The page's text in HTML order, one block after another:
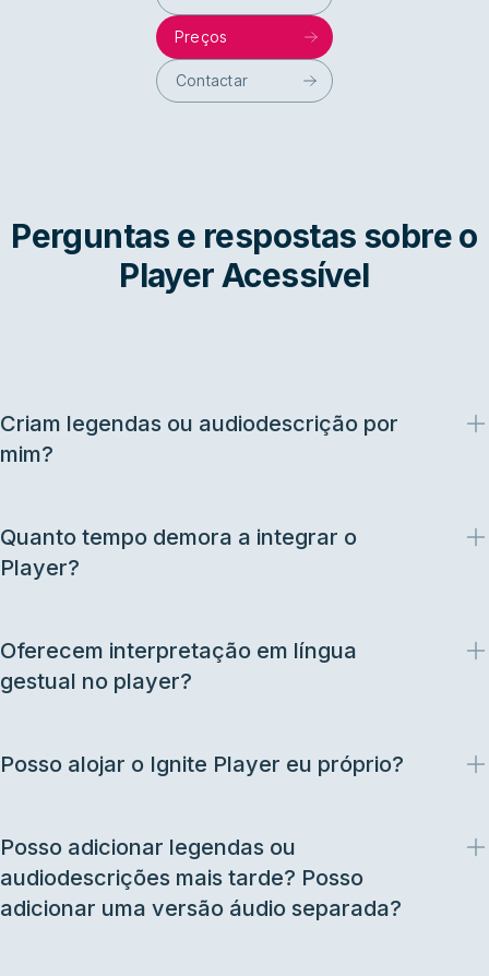
Preços
Contactar
Perguntas e respostas sobre o
Player Acessível
Criam legendas ou audiodescrição por
mim?
Quanto tempo demora a integrar o
Player?
Oferecem interpretação em língua
gestual no player?
Posso alojar o Ignite Player eu próprio?
Posso adicionar legendas ou
audiodescrições mais tarde? Posso
adicionar uma versão áudio separada?